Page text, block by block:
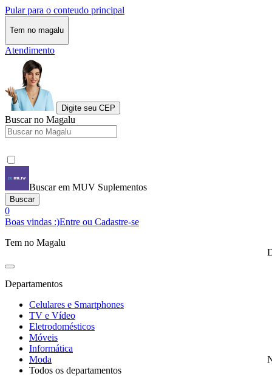
Pular para o conteudo principal
Tem no magalu
Atendimento
Digite seu CEP
Buscar no Magalu
Buscar em MUV Suplementos
Buscar
0
Boas vindas :)Entre ou Cadastre-se
Tem no Magalu
Departamentos
Celulares e Smartphones
TV e Vídeo
Eletrodomésticos
Móveis
Informática
Moda
Todos os departamentos